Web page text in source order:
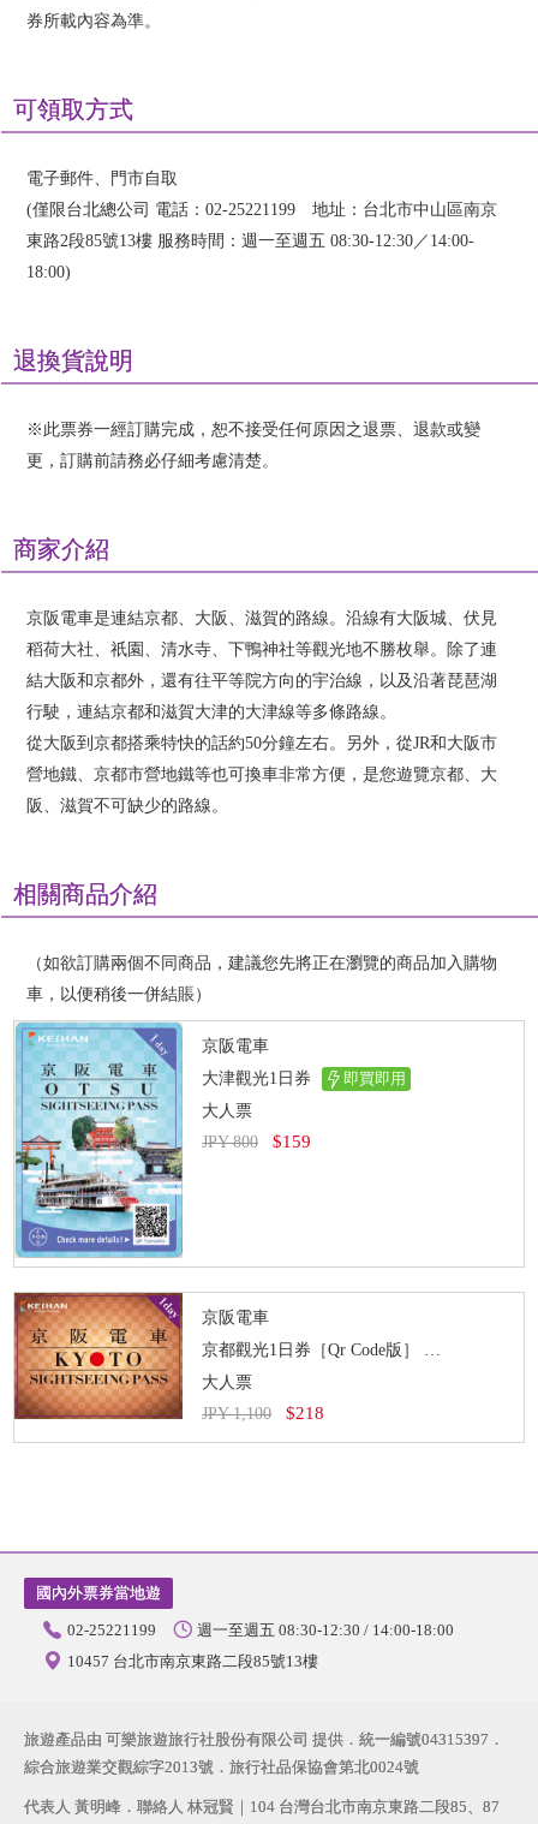
券所載內容為準。
可領取方式
電子郵件、門市自取
(僅限台北總公司 電話：02-25221199 地址：台北市中山區南京
東路2段85號13樓 服務時間：週一至週五 08:30-12:30／14:00-
18:00)
退換貨說明
※此票券一經訂購完成，恕不接受任何原因之退票、退款或變
更，訂購前請務必仔細考慮清楚。
商家介紹
京阪電車是連結京都、大阪、滋賀的路線。沿線有大阪城、伏見
稻荷大社、祇園、清水寺、下鴨神社等觀光地不勝枚舉。除了連
結大阪和京都外，還有往平等院方向的宇治線，以及沿著琵琶湖
行駛，連結京都和滋賀大津的大津線等多條路線。
從大阪到京都搭乘特快的話約50分鐘左右。另外，從JR和大阪市
營地鐵、京都市營地鐵等也可換車非常方便，是您遊覽京都、大
阪、滋賀不可缺少的路線。
相關商品介紹
（如欲訂購兩個不同商品，建議您先將正在瀏覽的商品加入購物
車，以便稍後一併結賬）
京阪電車
大津觀光1日券
即買即用
大人票
JPY 800
$159
京阪電車
京都觀光1日券［Qr Code版］
大人票
JPY 1,100
$218
國內外票券當地遊
02-25221199
週一至週五 08:30-12:30 / 14:00-18:00
10457 台北市南京東路二段85號13樓
旅遊產品由 可樂旅遊旅行社股份有限公司 提供．統一編號04315397．
綜合旅遊業交觀綜字2013號．旅行社品保協會第北0024號
代表人 黃明峰．聯絡人 林冠賢｜104 台灣台北市南京東路二段85、87